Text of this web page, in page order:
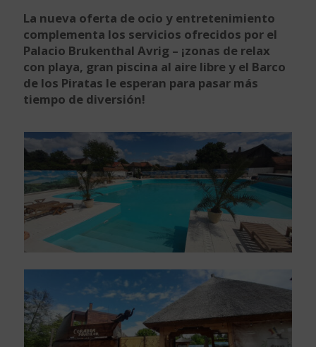
La nueva oferta de ocio y entretenimiento
complementa los servicios ofrecidos por el
Palacio Brukenthal Avrig – ¡zonas de relax
con playa, gran piscina al aire libre y el Barco
de los Piratas le esperan para pasar más
tiempo de diversión!